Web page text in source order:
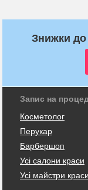
Знижки до
Запис на
Косметолог
Перукар
Барбершоп
Усі салони краси
Усі майстри краси